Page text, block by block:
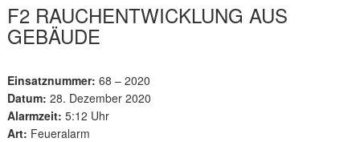
F2 RAUCHENTWICKLUNG AUS
GEBÄUDE
Einsatznummer: 68 – 2020
Datum: 28. Dezember 2020
Alarmzeit: 5:12 Uhr
Art: Feueralarm